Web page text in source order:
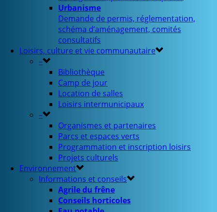
Urbanisme
Demande de permis, réglementation,
schéma d’aménagement, comités
consultatifs
Loisirs, culture et vie communautaire
–
Bibliothèque
Camp de jour
Location de salles
Loisirs intermunicipaux
–
Organismes et partenaires
Parcs et espaces verts
Programmation et inscription loisirs
Projets culturels
Environnement
Informations et conseils
Agrile du frêne
Conseils horticoles